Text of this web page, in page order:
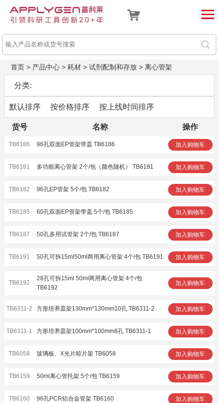
首页> 产品中心> 耗材> 试剂配制和存放> 离心管架
分类:
默认排序 按价格排序 按上线时间排序
货号 名称 操作
TB6186 96孔双面EP管架带盖 TB6186 加入购物车
TB6181 多功能离心管架 2个/包（颜色随机） TB6181 加入购物车
TB6182 96孔EP管架 5个/包 TB6182 加入购物车
TB6185 60孔双面EP管架带盖 5个/包 TB6185 加入购物车
TB6187 50孔多用试管架 2个/包 TB6187 加入购物车
TB6191 50孔可拆15ml50ml两用离心管架 4个/包 TB6191 加入购物车
TB6192
28孔可拆15ml 50ml两用离心管架 4个/包
TB6192
加入购物车
TB6311-2 方形培养皿架130mm*130mm10孔 TB6311-2 加入购物车
TB6311-1 方形培养皿架100mm*100mm8孔 TB6311-1 加入购物车
TB6058 玻璃板、X光片晾片架 TB6058 加入购物车
TB6159 50ml离心管托架 5个/包 TB6159 加入购物车
TB6160 96孔PCR铝合金管架 TB6160 加入购物车